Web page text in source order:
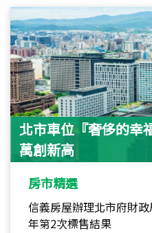
北市車位『奢侈的幸
萬創新高
房市精選
信義房屋辦理北市府財
年第2次標售結果